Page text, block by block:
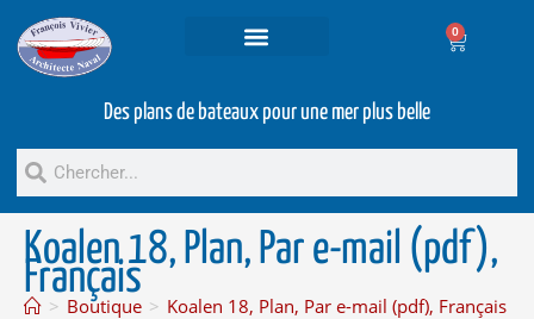
0
Des plans de bateaux pour une mer plus belle
Koalen 18, Plan, Par e-mail (pdf),
Français
> Boutique > Koalen 18, Plan, Par e-mail (pdf), Français